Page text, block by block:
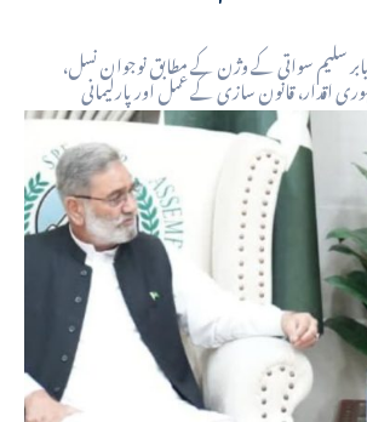
بابر سلیم سواتی کے وژن کے مطابق نوجوان نسل،